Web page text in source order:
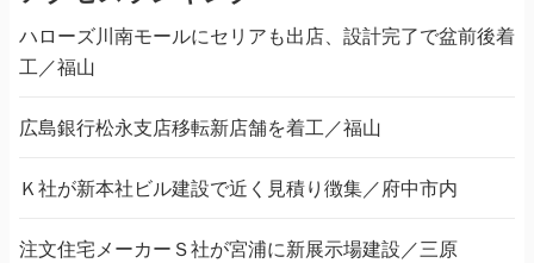
ハローズ川南モールにセリアも出店、設計完了で盆前後着
工／福山
広島銀行松永支店移転新店舗を着工／福山
Ｋ社が新本社ビル建設で近く見積り徴集／府中市内
注文住宅メーカーＳ社が宮浦に新展示場建設／三原